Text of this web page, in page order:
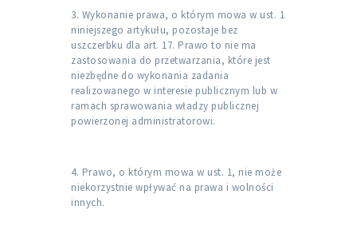
3. Wykonanie prawa, o którym mowa w ust. 1
niniejszego artykułu, pozostaje bez
uszczerbku dla art. 17. Prawo to nie ma
zastosowania do przetwarzania, które jest
niezbędne do wykonania zadania
realizowanego w interesie publicznym lub w
ramach sprawowania władzy publicznej
powierzonej administratorowi.
4. Prawo, o którym mowa w ust. 1, nie może
niekorzystnie wpływać na prawa i wolności
innych.